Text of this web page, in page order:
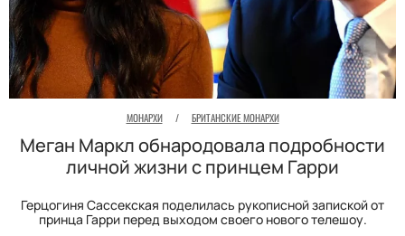
МОНАРХИ / БРИТАНСКИЕ МОНАРХИ
Меган Маркл обнародовала подробности
личной жизни с принцем Гарри
Герцогиня Сассекская поделилась рукописной запиской от
принца Гарри перед выходом своего нового телешоу.